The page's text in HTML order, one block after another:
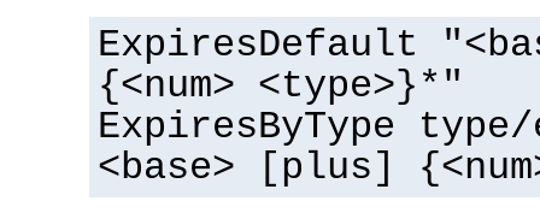
ExpiresDefault
{<num> <type>}*"
ExpiresByType
<base> [plus]